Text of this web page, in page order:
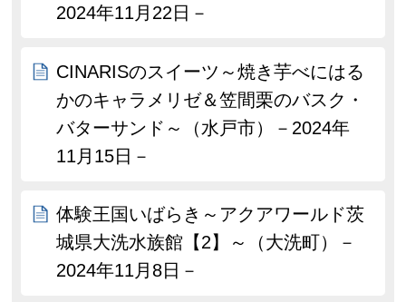
2024年11月22日－
CINARISのスイーツ～焼き芋べにはる
かのキャラメリゼ＆笠間栗のバスク・
バターサンド～（水戸市）－2024年
11月15日－
体験王国いばらき～アクアワールド茨
城県大洗水族館【2】～（大洗町）－
2024年11月8日－